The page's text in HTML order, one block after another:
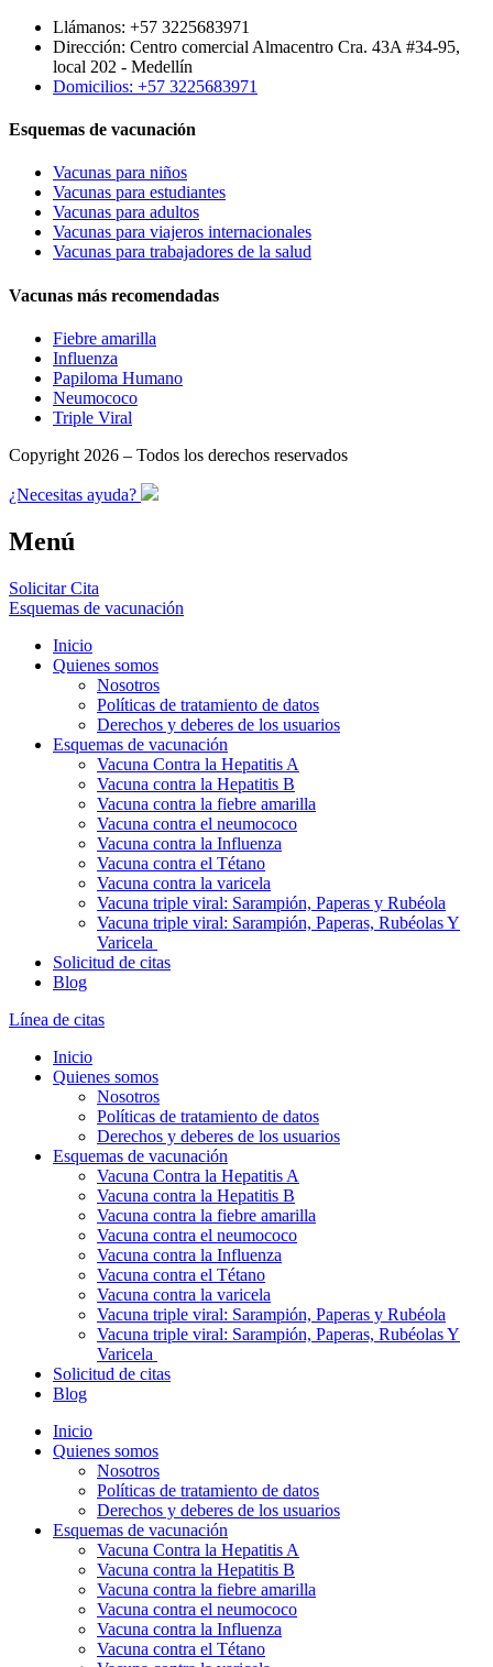
Llámanos: +57 3225683971
Dirección: Centro comercial Almacentro Cra. 43A #34-95,
local 202 - Medellín
Domicilios: +57 3225683971
Esquemas de vacunación
Vacunas para niños
Vacunas para estudiantes
Vacunas para adultos
Vacunas para viajeros internacionales
Vacunas para trabajadores de la salud
Vacunas más recomendadas
Fiebre amarilla
Influenza
Papiloma Humano
Neumococo
Triple Viral
Copyright 2026 – Todos los derechos reservados
¿Necesitas ayuda?
Menú
Solicitar Cita
Esquemas de vacunación
Inicio
Quienes somos
Nosotros
Políticas de tratamiento de datos
Derechos y deberes de los usuarios
Esquemas de vacunación
Vacuna Contra la Hepatitis A
Vacuna contra la Hepatitis B
Vacuna contra la fiebre amarilla
Vacuna contra el neumococo
Vacuna contra la Influenza
Vacuna contra el Tétano
Vacuna contra la varicela
Vacuna triple viral: Sarampión, Paperas y Rubéola
Vacuna triple viral: Sarampión, Paperas, Rubéolas Y
Varicela
Solicitud de citas
Blog
Línea de citas
Inicio
Quienes somos
Nosotros
Políticas de tratamiento de datos
Derechos y deberes de los usuarios
Esquemas de vacunación
Vacuna Contra la Hepatitis A
Vacuna contra la Hepatitis B
Vacuna contra la fiebre amarilla
Vacuna contra el neumococo
Vacuna contra la Influenza
Vacuna contra el Tétano
Vacuna contra la varicela
Vacuna triple viral: Sarampión, Paperas y Rubéola
Vacuna triple viral: Sarampión, Paperas, Rubéolas Y
Varicela
Solicitud de citas
Blog
Inicio
Quienes somos
Nosotros
Políticas de tratamiento de datos
Derechos y deberes de los usuarios
Esquemas de vacunación
Vacuna Contra la Hepatitis A
Vacuna contra la Hepatitis B
Vacuna contra la fiebre amarilla
Vacuna contra el neumococo
Vacuna contra la Influenza
Vacuna contra el Tétano